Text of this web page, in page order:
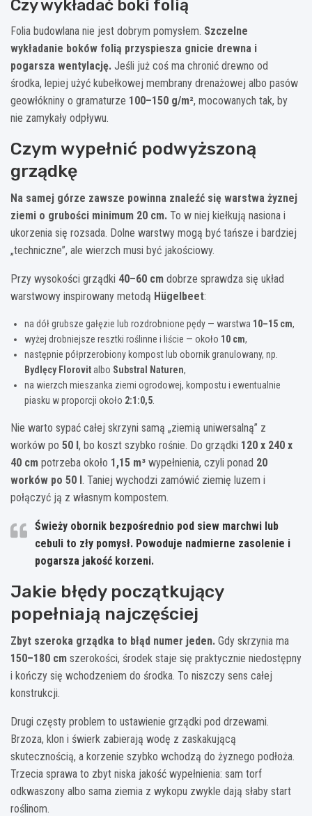
Czy wykładać boki folią
Folia budowlana nie jest dobrym pomysłem. Szczelne
wykładanie boków folią przyspiesza gnicie drewna i
pogarsza wentylację. Jeśli już coś ma chronić drewno od
środka, lepiej użyć kubełkowej membrany drenażowej albo pasów
geowłókniny o gramaturze 100–150 g/m², mocowanych tak, by
nie zamykały odpływu.
Czym wypełnić podwyższoną
grządkę
Na samej górze zawsze powinna znaleźć się warstwa żyznej
ziemi o grubości minimum 20 cm. To w niej kiełkują nasiona i
ukorzenia się rozsada. Dolne warstwy mogą być tańsze i bardziej
„techniczne”, ale wierzch musi być jakościowy.
Przy wysokości grządki 40–60 cm dobrze sprawdza się układ
warstwowy inspirowany metodą Hügelbeet:
na dół grubsze gałęzie lub rozdrobnione pędy — warstwa 10–15 cm,
wyżej drobniejsze resztki roślinne i liście — około 10 cm,
następnie półprzerobiony kompost lub obornik granulowany, np.
Bydlęcy Florovitalbo Substral Naturen,
na wierzch mieszanka ziemi ogrodowej, kompostu i ewentualnie
piasku w proporcji około 2:1:0,5
Nie warto sypać całej skrzyni samą „ziemią uniwersalną” z
worków po 50 l, bo koszt szybko rośnie. Do grządki 120 x 240 x
40 cm potrzeba około 1,15 m³ wypełnienia, czyli ponad 20
worków po 50 l. Taniej wychodzi zamówić ziemię luzem i
połączyć ją z własnym kompostem.
Świeży obornik bezpośrednio pod siew marchwi lub
cebuli to zły pomysł. Powoduje nadmierne zasolenie i
pogarsza jakość korzeni.
Jakie błędy początkujący
popełniają najczęściej
Zbyt szeroka grządka to błąd numer jeden. Gdy skrzynia ma
150–180 cm szerokości, środek staje się praktycznie niedostępny
i kończy się wchodzeniem do środka. To niszczy sens całej
konstrukcji.
Drugi częsty problem to ustawienie grządki pod drzewami.
Brzoza, klon i świerk zabierają wodę z zaskakującą
skutecznością, a korzenie szybko wchodzą do żyznego podłoża.
Trzecia sprawa to zbyt niska jakość wypełnienia: sam torf
odkwaszony albo sama ziemia z wykopu zwykle dają słaby start
roślinom.